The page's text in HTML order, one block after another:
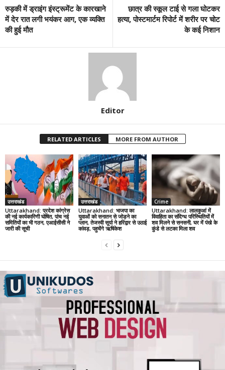
रुड़की में ड्राइंग इंस्ट्रूमेंट के कारखाने
में देर रात लगी भयंकर आग, एक व्यक्ति
की हुई मौत
छात्र की स्कूल टाई से गला घोटकर
हत्या, पोस्टमार्टम रिपोर्ट में शरीर पर चोट
के कई निशान
Editor
RELATED ARTICLES MORE FROM AUTHOR
उत्तराखंड
Uttarakhand: प्रदेश कांग्रेस
की नई कार्यकारिणी घोषित, पांच नई
समितियों का भी गठन, एआईसीसी ने
जारी की सूची
उत्तराखंड
Uttarakhand: भाजपा का
युवाओं को सनातन से जोड़ने का
प्लान, तेजस्वी सूर्या ने हरिद्वार से उठाई
कांवड़, पहुचेंगे ऋषिकेश
Crime
Uttarakhand: लालकुआं में
विवाहिता का संदिग्ध परिस्थितियों में
शव मिलने से सनसनी, घर में पंखे के
कुंडे से लटका मिला शव